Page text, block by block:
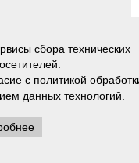
сбора технических
с политикой
данных технологий.
области